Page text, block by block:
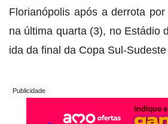
Florianópolis após a derrota
na última quarta (3), no Estádio
ida da final da Copa Sul-